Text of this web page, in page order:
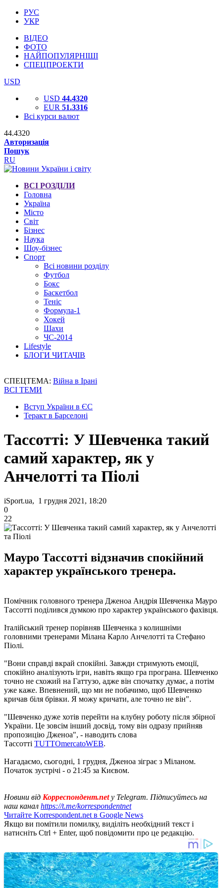
РУС
УКР
ВІДЕО
ФОТО
НАЙПОПУЛЯРНІШІ
СПЕЦПРОЕКТИ
USD
USD 44.4320
EUR 51.3316
Всі курси валют
44.4320
Авторизація
Пошук
RU
ВСІ РОЗДІЛИ
Головна
Україна
Місто
Світ
Бізнес
Наука
Шоу-бізнес
Спорт
Всі новини розділу
Футбол
Бокс
Баскетбол
Теніс
Формула-1
Хокей
Шахи
ЧС-2014
Lifestyle
БЛОГИ ЧИТАЧІВ
СПЕЦТЕМА: Війна в Ірані
ВСІ ТЕМИ
Вступ України в ЄС
Теракт в Барселоні
Тассотті: У Шевченка такий
самий характер, як у
Анчелотті та Піолі
iSport.ua, 1 грудня 2021, 18:20
0
22
Мауро Тассотті відзначив спокійний
характер українського тренера.
Помічник головного тренера Дженоа Андрія Шевченка Мауро
Тассотті поділився думкою про характер українського фахівця.
Італійський тренер порівняв Шевченка з колишніми
головними тренерами Мілана Карло Анчелотті та Стефано
Піолі.
"Вони справді вкрай спокійні. Завжди стримують емоції,
спокійно аналізують ігри, навіть якщо гра програна. Шевченко
точно не схожий на Гаттузо, адже він спочатку думає, а потім
уже каже. Впевнений, що ми не побачимо, щоб Шевченко
кричав біля брівки. Я можу кричати, але точно не він".
"Шевченко дуже хотів перейти на клубну роботу після збірної
України. Це зовсім інший досвід, тому він одразу прийняв
пропозицію Дженоа", - наводить слова
Тассотті TUTTOmercatoWEB.
Нагадаємо, сьогодні, 1 грудня, Дженоа зіграє з Міланом.
Початок зустрічі - о 21:45 за Києвом.
Новини від Корреспондент.netу Telegram. Підписуйтесь на
наш канал https://t.me/korrespondentnet
Читайте Korrespondent.net в Google News
Якщо ви помітили помилку, виділіть необхідний текст і
натисніть Ctrl + Enter, щоб повідомити про це редакцію.